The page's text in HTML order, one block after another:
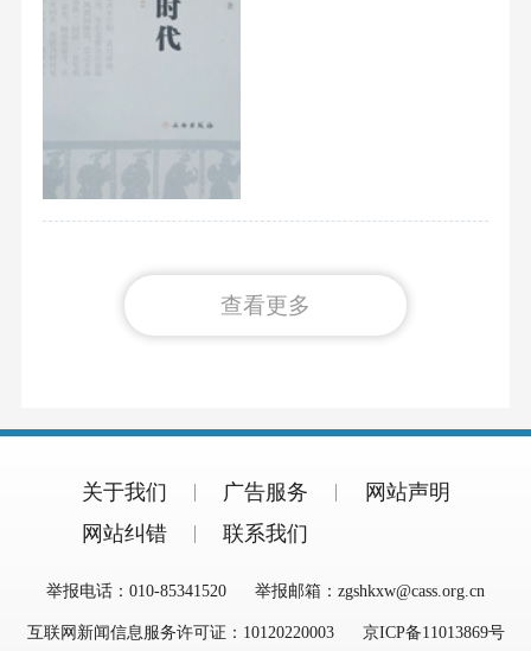
查看更多
关于我们 广告服务
网站声明
网站纠错
联系我们
举报电话：010-85341520 举报邮箱：zgshkxw@cass.org.cn
互联网新闻信息服务许可证：10120220003 京ICP备11013869号